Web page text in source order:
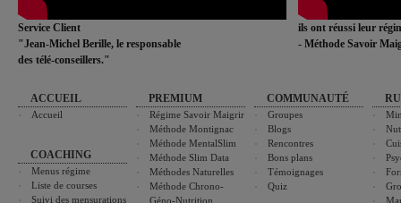
Service Client
"Jean-Michel Berille, le responsable
des télé-conseillers."
ils ont réussi leur
- Méthode Savoir
ACCUEIL
Accueil
COACHING
Menus régime
Liste de courses
Suivi des mensurations
PREMIUM
Régime Savoir Maigrir
Méthode Montignac
Méthode MentalSlim
Méthode Slim Data
Méthodes Naturelles
Méthode Chrono-
Géno-Nutrition
COMMUNAUTÉ
Groupes
Blogs
Rencontres
Bons plans
Témoignages
Quiz